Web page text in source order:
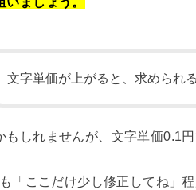
文字単価が上がると、求められ
もしれませんが、文字単価0.1
「ここだけ少し修正してね」